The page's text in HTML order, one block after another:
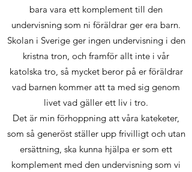
bara vara ett komplement till den
undervisning som ni föräldrar ger era barn.
Skolan i Sverige ger ingen undervisning i den
kristna tron, och framför allt inte i vår
katolska tro, så mycket beror på er föräldrar
vad barnen kommer att ta med sig genom
livet vad gäller ett liv i tro.
Det är min förhoppning att våra kateketer,
som så generöst ställer upp frivilligt och utan
ersättning, ska kunna hjälpa er som ett
komplement med den undervisning som vi